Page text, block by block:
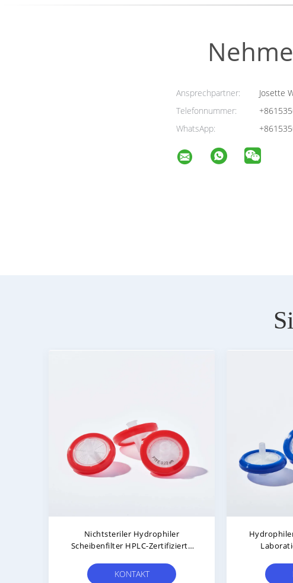
Ansprechpartner:
Josette
Telefonnummer:
WhatsApp:
100 Zählen HPLC-Labor-
Spritzenfilter Nichtsteriler PVDF-
KONTAKT
0.22μm